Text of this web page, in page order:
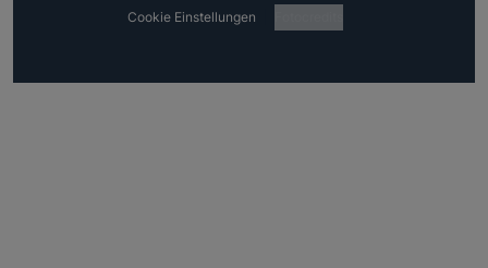
Cookie Einstellungen